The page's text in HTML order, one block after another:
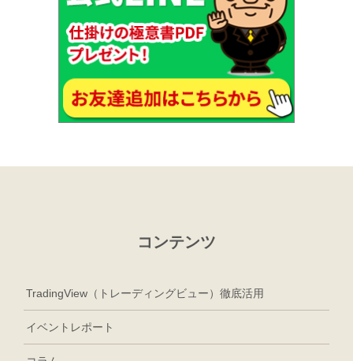
コンテンツ
TradingView（トレーディングビュー）徹底活用
イベントレポート